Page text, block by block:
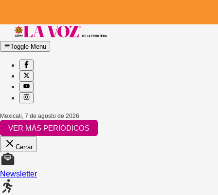
Toggle Menu
Mexicali 7 de agosto de 2026
VER MÁS PERIÓDICOS
Cerrar
Newsletter